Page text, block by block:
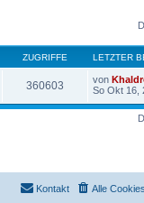
ZUGRIFFE LETZTER
360603 von
So Okt 16,
Alle
Kontakt